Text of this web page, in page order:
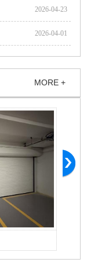
2026-04-23
2026-04-01
MORE +